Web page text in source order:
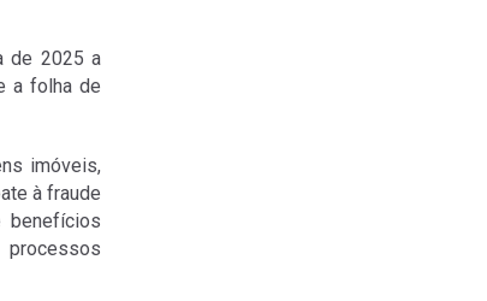
de 2025 a
a folha de
imóveis,
à fraude
benefícios